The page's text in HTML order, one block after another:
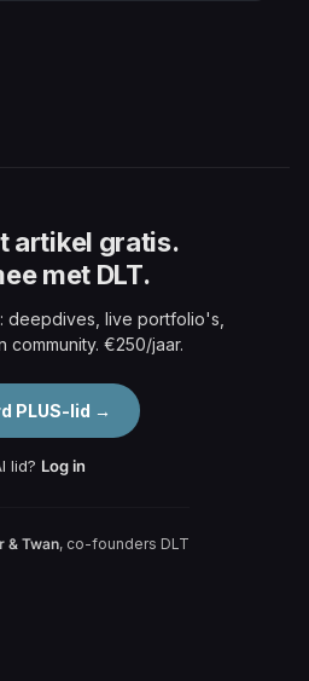
artikel gratis.
met DLT.
deepdives, live portfolio's,
community. €250/jaar.
PLUS-lid →
lid? Log in
& Twan, co-founders DLT